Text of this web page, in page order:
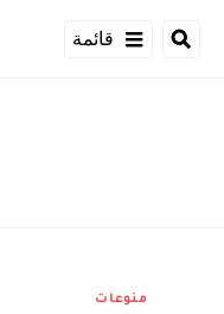
قائمة
منوعات